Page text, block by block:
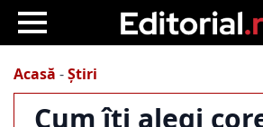
Acasă -Știri
Cum îți alegi